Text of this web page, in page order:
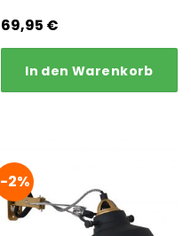
69,95 €
In den Warenkorb
-2%